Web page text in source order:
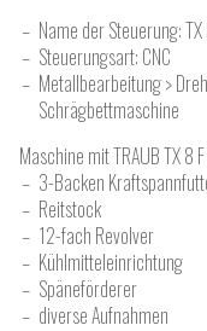
Name der Steuerung: TX
Steuerungsart: CNC
Metallbearbeitung >
Schrägbettmaschine
Maschine mit TRAUB TX 8
3-Backen
Reitstock
12-fach Revolver
Kühlmitteleinrichtung
Späneförderer
diverse Aufnahmen